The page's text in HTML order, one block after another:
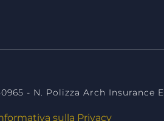
- N. Polizza Arch Insurance
sulla Privacy